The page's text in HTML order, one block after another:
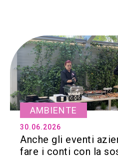
AMBIENTE
30.06.2026
Anche gli eventi
fare i conti con la